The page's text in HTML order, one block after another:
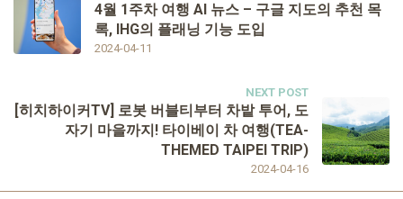
2024-04-11
4월 1주차 여행 AI 뉴스 – 구글 지도의 추천 목
록, IHG의 플래닝 기능 도입
NEXT POST
2024-04-16
[히치하이커TV] 로봇 버블티부터 차밭 투어, 도
자기 마을까지! 타이베이 차 여행(TEA-
THEMED TAIPEI TRIP)